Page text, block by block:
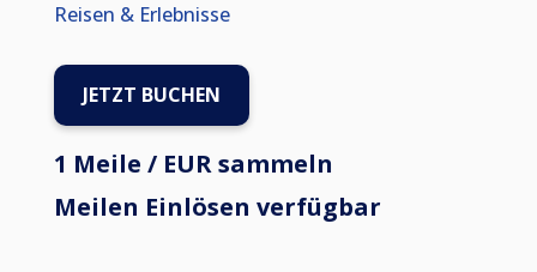
Reisen & Erlebnisse
JETZT BUCHEN
1 Meile / EUR sammeln
Meilen Einlösen verfügbar